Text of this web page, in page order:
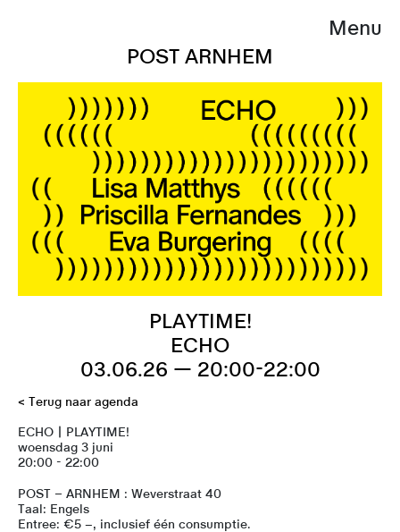
Menu
POST ARNHEM
PLAYTIME!
ECHO
03.06.26 — 20:00-22:00
< Terug naar agenda
ECHO | PLAYTIME!
woensdag 3 juni
20:00 - 22:00
POST – ARNHEM : Weverstraat 40
Taal: Engels
Entree: €5 –, inclusief één consumptie.